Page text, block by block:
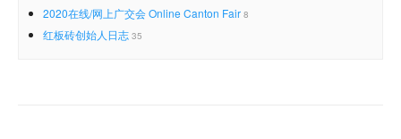
2020在线/网上广交会 Online Canton Fair 8
红板砖创始人日志 35